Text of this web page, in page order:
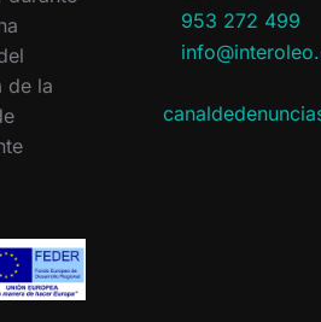
de la
953 272 499